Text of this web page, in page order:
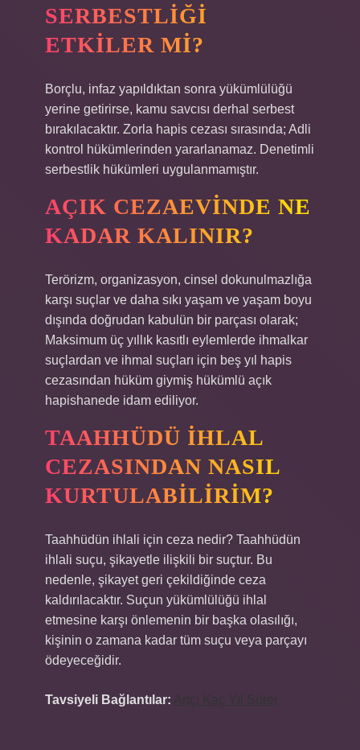
SERBESTLIĞI
ETKILER MI?
Borçlu, infaz yapıldıktan sonra yükümlülüğü
yerine getirirse, kamu savcısı derhal serbest
bırakılacaktır. Zorla hapis cezası sırasında; Adli
kontrol hükümlerinden yararlanamaz. Denetimli
serbestlik hükümleri uygulanmamıştır.
AÇIK CEZAEVINDE NE
KADAR KALINIR?
Terörizm, organizasyon, cinsel dokunulmazlığa
karşı suçlar ve daha sıkı yaşam ve yaşam boyu
dışında doğrudan kabulün bir parçası olarak;
Maksimum üç yıllık kasıtlı eylemlerde ihmalkar
suçlardan ve ihmal suçları için beş yıl hapis
cezasından hüküm giymiş hükümlü açık
hapishanede idam ediliyor.
TAAHHÜDÜ IHLAL
CEZASINDAN NASIL
KURTULABILIRIM?
Taahhüdün ihlali için ceza nedir? Taahhüdün
ihlali suçu, şikayetle ilişkili bir suçtur. Bu
nedenle, şikayet geri çekildiğinde ceza
kaldırılacaktır. Suçun yükümlülüğü ihlal
etmesine karşı önlemenin bir başka olasılığı,
kişinin o zamana kadar tüm suçu veya parçayı
ödeyeceğidir.
Tavsiyeli Bağlantılar: